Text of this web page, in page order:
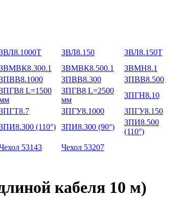
ЗВЛ8.150
ЗВЛ8.150Т
ЗВМВК8.500.1
ЗВМН8.1
ЗПВВ8.300
ЗПВВ8.500
L=1500
ЗПГВ8 L=2500
мм
ЗПГН8.10
ЗПГУ8.1000
ЗПГУ8.150
(110°) ЗПИ8.300 (90°)
ЗПИ8.500
(110°)
53143
Чехол 53207
кабеля 10 м)